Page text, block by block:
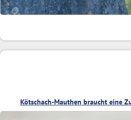
Kötschach-Mauthen braucht eine